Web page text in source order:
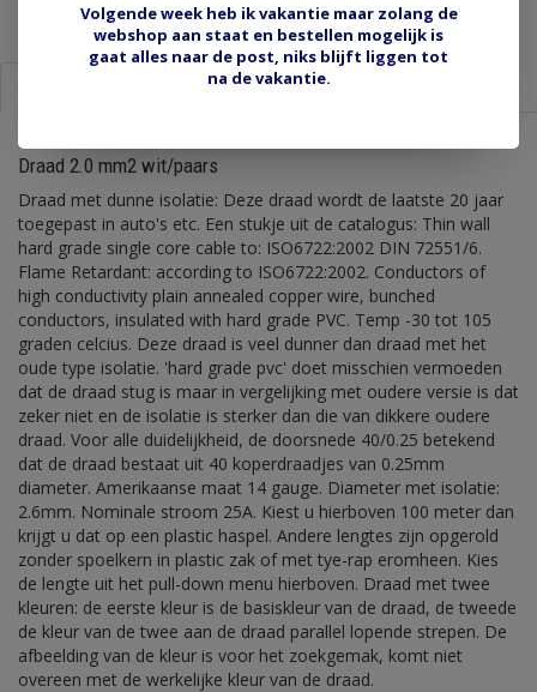
Reviews (0)
Draad 2.0 mm2 wit/paars
Draad met dunne isolatie: Deze draad wordt de laatste 20 jaar
toegepast in auto's etc. Een stukje uit de catalogus: Thin wall
hard grade single core cable to: ISO6722:2002 DIN 72551/6.
Flame Retardant: according to ISO6722:2002. Conductors of
high conductivity plain annealed copper wire, bunched
conductors, insulated with hard grade PVC. Temp -30 tot 105
graden celcius. Deze draad is veel dunner dan draad met het
oude type isolatie. 'hard grade pvc' doet misschien vermoeden
dat de draad stug is maar in vergelijking met oudere versie is dat
zeker niet en de isolatie is sterker dan die van dikkere oudere
draad. Voor alle duidelijkheid, de doorsnede 40/0.25 betekend
dat de draad bestaat uit 40 koperdraadjes van 0.25mm
diameter. Amerikaanse maat 14 gauge. Diameter met isolatie:
2.6mm. Nominale stroom 25A. Kiest u hierboven 100 meter dan
krijgt u dat op een plastic haspel. Andere lengtes zijn opgerold
zonder spoelkern in plastic zak of met tye-rap eromheen. Kies
de lengte uit het pull-down menu hierboven. Draad met twee
kleuren: de eerste kleur is de basiskleur van de draad, de tweede
de kleur van de twee aan de draad parallel lopende strepen. De
afbeelding van de kleur is voor het zoekgemak, komt niet
overeen met de werkelijke kleur van de draad.
Volgende week heb ik vakantie maar zolang de
webshop aan staat en bestellen mogelijk is
gaat alles naar de post, niks blijft liggen tot
na de vakantie.